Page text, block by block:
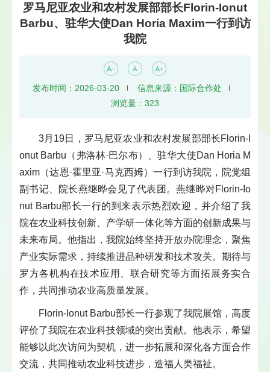
罗马尼亚农业和农村发展部部长Florin-Ionut
Barbu、驻华大使Dan Horia Maxim一行到访
我院
发布时间：2026-03-20
信息来源：国际合作处
浏览量： 323
3月19日，罗马尼亚农业和农村发展部部长Florin-I
onut Barbu（弗洛林·巴尔布）、驻华大使Dan Horia M
axim（达恩·霍里亚·马克西姆）一行到访我院，院党组
副书记、院长燕继晔会见了代表团。燕继晔对Florin-Io
nut Barbu部长一行的到来表示热烈欢迎，并介绍了我
院在农业科技创新、产学研一体化等方面的创新成果与
未来布局。他指出，我院始终坚持开放办院理念，聚焦
产业实际需求，持续推进品种研发和技术攻关。期待与
罗方各机构在技术应用、联合研究等方面拓展务实合
作，共同推动农业高质量发展。
Florin-Ionut Barbu部长一行参观了我院展馆，高度
评价了我院在农业科技领域的突出贡献。他表示，希望
能够以此次访问为契机，进一步拓展和深化各方面合作
交流，共同推动农业科技进步，造福人类福祉。